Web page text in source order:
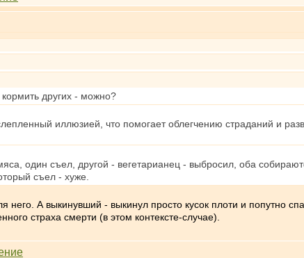
других - можно?
иллюзией, что помогает облегчению страданий и
один съел, другой - вегетарианец - выбросил, оба
съел - хуже.
А выкинувший - выкинул просто кусок плоти и попутно
страха смерти (в этом контексте-случае).